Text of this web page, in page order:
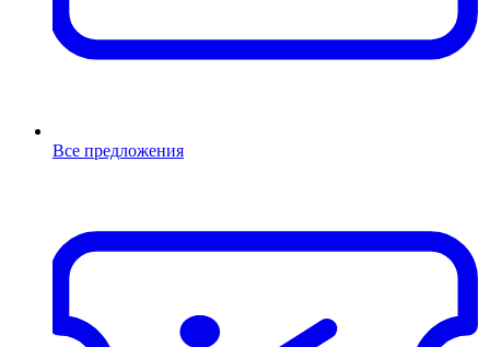
Все предложения